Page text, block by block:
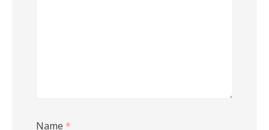
Name *